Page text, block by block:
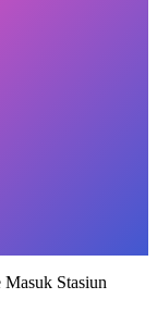
Stasiun